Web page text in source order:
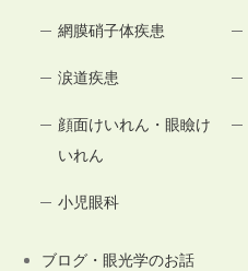
網膜硝子体疾患
涙道疾患
顔面けいれん・眼瞼け
いれん
小児眼科
ブログ・眼光学のお話